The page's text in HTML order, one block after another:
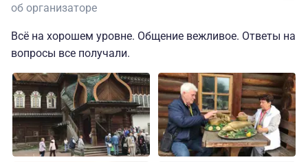
об организаторе
Всё на хорошем уровне. Общение вежливое. Ответы на
вопросы все получали.